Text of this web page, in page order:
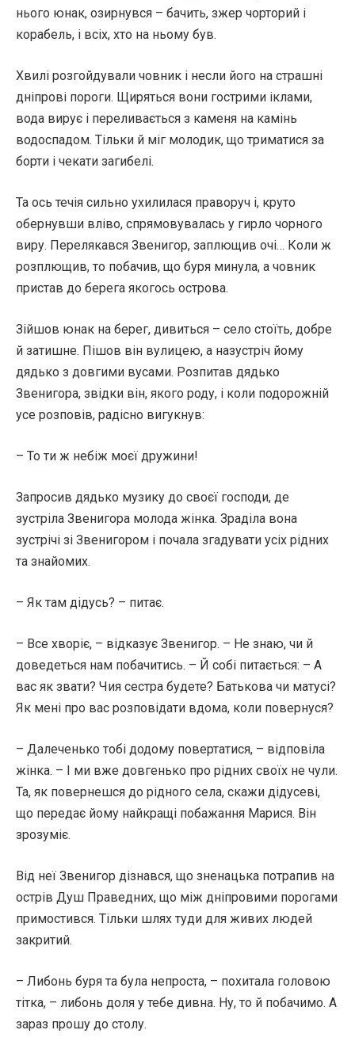
нього юнак, озирнувся – бачить, зжер чорторий і
корабель, і всіх, хто на ньому був.
Хвилі розгойдували човник і несли його на страшні
дніпрові пороги. Щиряться вони гострими іклами,
вода вирує і переливається з каменя на камінь
водоспадом. Тільки й міг молодик, що триматися за
борти і чекати загибелі.
Та ось течія сильно ухилилася праворуч і, круто
обернувши вліво, спрямовувалась у гирло чорного
виру. Перелякався Звенигор, заплющив очі… Коли ж
розплющив, то побачив, що буря минула, а човник
пристав до берега якогось острова.
Зійшов юнак на берег, дивиться – село стоїть, добре
й затишне. Пішов він вулицею, а назустріч йому
дядько з довгими вусами. Розпитав дядько
Звенигора, звідки він, якого роду, і коли подорожній
усе розповів, радісно вигукнув:
– То ти ж небіж моєї дружини!
Запросив дядько музику до своєї господи, де
зустріла Звенигора молода жінка. Зраділа вона
зустрічі зі Звенигором і почала згадувати усіх рідних
та знайомих.
– Як там дідусь? – питає.
– Все хворіє, – відказує Звенигор. – Не знаю, чи й
доведеться нам побачитись. – Й собі питається: – А
вас як звати? Чия сестра будете? Батькова чи матусі?
Як мені про вас розповідати вдома, коли повернуся?
– Далеченько тобі додому повертатися, – відповіла
жінка. – І ми вже довгенько про рідних своїх не чули.
Та, як повернешся до рідного села, скажи дідусеві,
що передає йому найкращі побажання Марися. Він
зрозуміє.
Від неї Звенигор дізнався, що зненацька потрапив на
острів Душ Праведних, що між дніпровими порогами
примостився. Тільки шлях туди для живих людей
закритий.
– Либонь буря та була непроста, – похитала головою
тітка, – либонь доля у тебе дивна. Ну, то й побачимо. А
зараз прошу до столу.